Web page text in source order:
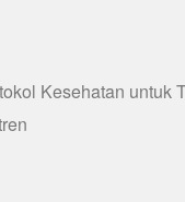
Kesehatan untuk